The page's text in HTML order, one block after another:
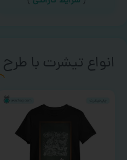
انواع تیشرت با طرح